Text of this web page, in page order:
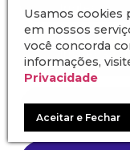
Inglesa
Inspeção
Inspeção
Usamos cookies
em nossos
você concorda
informações,
Privacidade
Aceitar e Fechar